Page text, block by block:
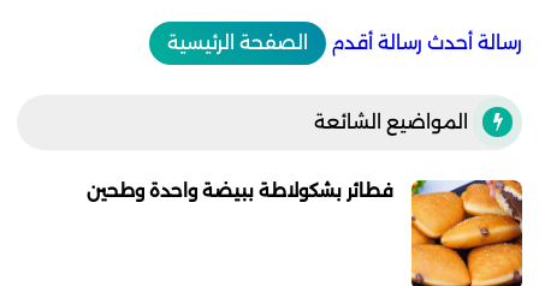
رسالة أحدث رسالة أقدم الصفحة الرئيسية
المواضيع الشائعة
فطائر بشكولاطة ببيضة واحدة وطحين